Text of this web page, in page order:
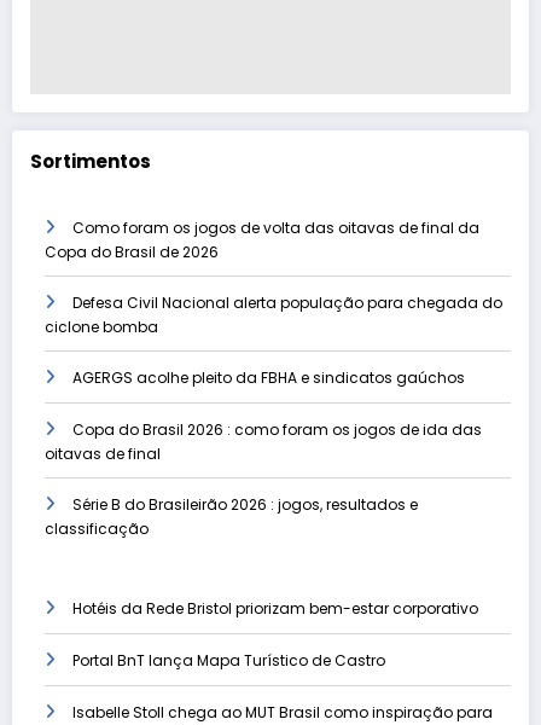
Sortimentos
Como foram os jogos de volta das oitavas de final da
Copa do Brasil de 2026
Defesa Civil Nacional alerta população para chegada do
ciclone bomba
AGERGS acolhe pleito da FBHA e sindicatos gaúchos
Copa do Brasil 2026 : como foram os jogos de ida das
oitavas de final
Série B do Brasileirão 2026 : jogos, resultados e
classificação
Hotéis da Rede Bristol priorizam bem-estar corporativo
Portal BnT lança Mapa Turístico de Castro
Isabelle Stoll chega ao MUT Brasil como inspiração para